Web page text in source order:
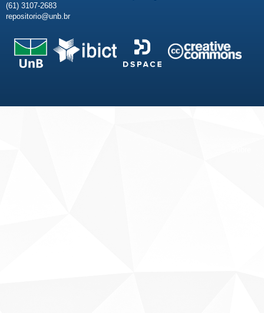
(61) 3107-2683
repositorio@unb.br